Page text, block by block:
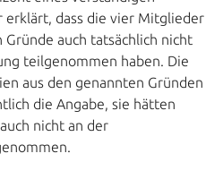
dass die vier Mitglieder
auch tatsächlich nicht
teilgenommen haben. Die
aus den genannten Gründen
die Angabe, sie hätten
nicht an der